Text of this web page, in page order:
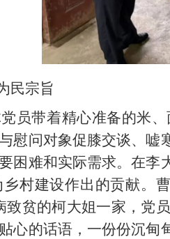
民宗旨
员带着精心准备的米
慰问对象促膝交谈、嘘
困难和实际需求。在
村建设作出的贡献。
致贫的柯大姐一家，党
心的话语，一份份沉